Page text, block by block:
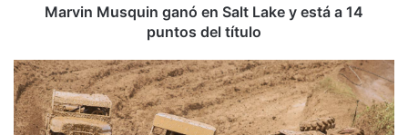
n
g
a
n
Marvin Musquin ganó en Salt Lake y está a 14
puntos del título
R
e
g
r